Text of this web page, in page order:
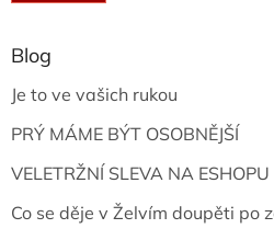
Blog
Je to ve vašich rukou
PRÝ MÁME BÝT OSOBNĚJŠÍ
VELETRŽNÍ SLEVA NA ESHOPU
Co se děje v Želvím doupěti po